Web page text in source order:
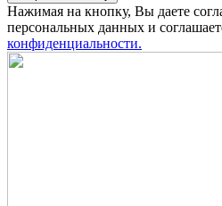
Нажимая на кнопку, Вы даете
персональных данных и
конфиденциальности.